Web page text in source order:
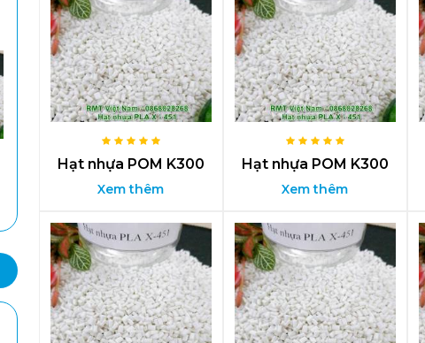
Hạt nhựa POM K300
Xem thêm
Hạt nhựa POM K300
Xem thêm